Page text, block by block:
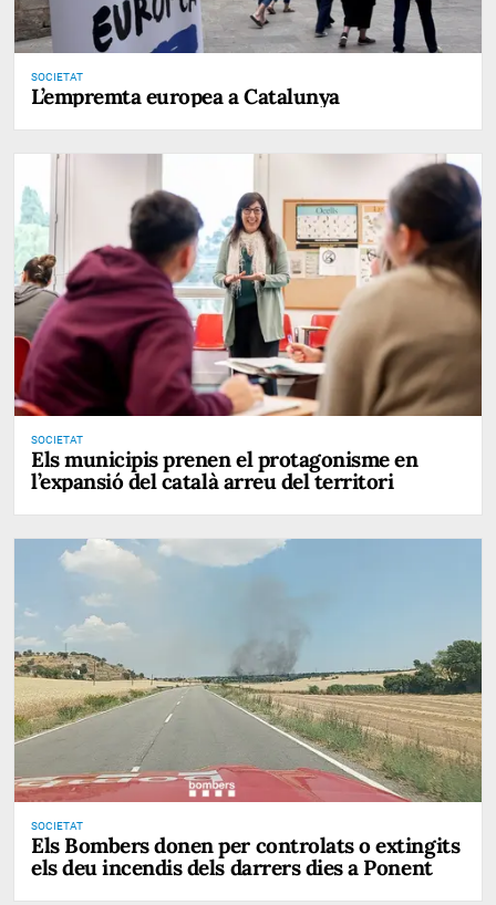
SOCIETAT
L’empremta europea a Catalunya
SOCIETAT
Els municipis prenen el protagonisme en
l’expansió del català arreu del territori
SOCIETAT
Els Bombers donen per controlats o extingits
els deu incendis dels darrers dies a Ponent